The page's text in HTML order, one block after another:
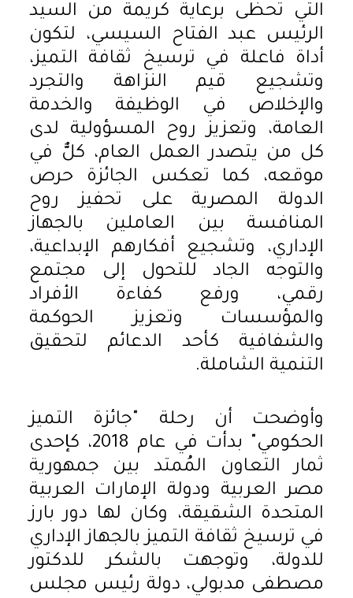
التي تحظى برعاية كريمة من السيد
الرئيس عبد الفتاح السيسي، لتكون
أداة فاعلة في ترسيخ ثقافة التميز،
وتشجيع قيم النزاهة والتجرد
والإخلاص في الوظيفة والخدمة
العامة، وتعزيز روح المسؤولية لدى
كل من يتصدر العمل العام، كلٌّ في
موقعه، كما تعكس الجائزة حرص
الدولة المصرية على تحفيز روح
المنافسة بين العاملين بالجهاز
الإداري، وتشجيع أفكارهم الإبداعية،
والتوجه الجاد للتحول إلى مجتمع
رقمي، ورفع كفاءة الأفراد
والمؤسسات وتعزيز الحوكمة
والشفافية كأحد الدعائم لتحقيق
التنمية الشاملة.
وأوضحت أن رحلة "جائزة التميز
الحكومي" بدأت في عام 2018، كإحدى
ثمار التعاون المُمتد بين جمهورية
مصر العربية ودولة الإمارات العربية
المتحدة الشقيقة، وكان لها دور بارز
في ترسيخ ثقافة التميز بالجهاز الإداري
للدولة، وتوجهت بالشكر للدكتور
مصطفى مدبولي، دولة رئيس مجلس